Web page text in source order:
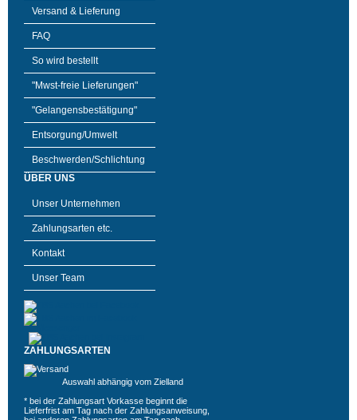
Versand & Lieferung
FAQ
So wird bestellt
"Mwst-freie Lieferungen"
"Gelangensbestätigung"
Entsorgung/Umwelt
Beschwerden/Schlichtung
ÜBER UNS
Unser Unternehmen
Zahlungsarten etc.
Kontakt
Unser Team
ZAHLUNGSARTEN
Auswahl abhängig vom Zielland
* bei der Zahlungsart Vorkasse beginnt die
Lieferfrist am Tag nach der Zahlungsanweisung,